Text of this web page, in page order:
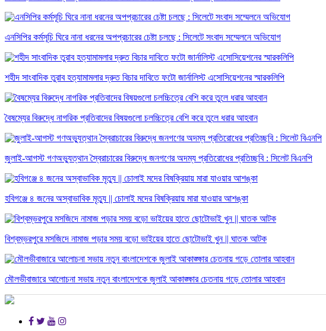
এনসিপির কর্মসূচি ঘিরে নানা ধরনের অপপ্রচারের চেষ্টা চলছে : সিলেটে সংবাদ সম্মেলনে অভিযোগ
শহীদ সাংবাদিক তুরাব হত্যামামলার দ্রুত বিচার দাবিতে ফটো জার্নালিস্ট এসোসিয়েশনের স্মারকলিপি
বৈষম্যের বিরুদ্ধে নাগরিক প্রতিবাদের বিষয়গুলো চলচ্চিত্রে বেশি করে তুলে ধরার আহবান
জুলাই-আগস্ট গণঅভ্যুত্থান স্বৈরাচারের বিরুদ্ধে জনগণের অদম্য প্রতিরোধের প্রতিচ্ছবি : সিলেট বিএনপি
হবিগঞ্জে ৪ জনের অস্বাভাবিক মৃত্যু || চোলাই মদের বিষক্রিয়ায় মারা যাওয়ার আশঙ্কা
বিশ্বম্ভরপুরে মসজিদে নামাজ পড়ার সময় বড়ো ভাইয়ের হাতে ছোটোভাই খুন || ঘাতক আটক
মৌলভীবাজারে আলোচনা সভায় নতুন বাংলাদেশকে জুলাই আকাঙ্ক্ষার চেতনায় গড়ে তোলার আহবান